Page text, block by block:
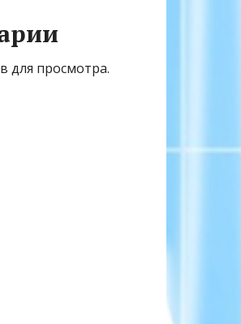
для просмотра.